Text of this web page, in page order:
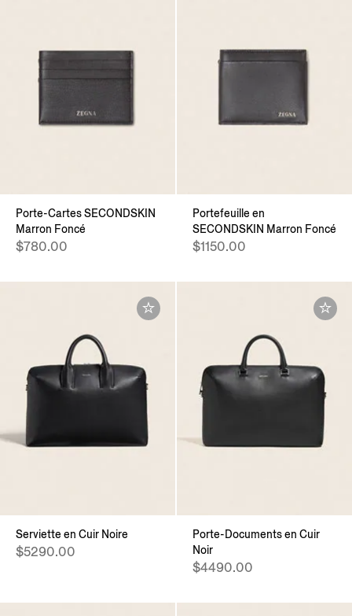
Porte-Cartes SECONDSKIN
Marron Foncé
$780.00
Portefeuille en
SECONDSKIN Marron Foncé
$1150.00
Serviette en Cuir Noire
$5290.00
Porte-Documents en Cuir
Noir
$4490.00